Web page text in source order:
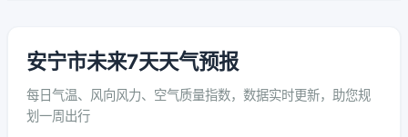
安宁市未来7天天气预报
每日气温、风向风力、空气质量指数，数据实时更新，助您规
划一周出行